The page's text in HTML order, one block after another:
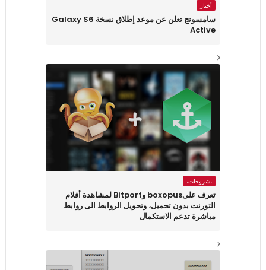
أخبار
سامسونج تعلن عن موعد إطلاق نسخة Galaxy S6
Active
،شروحات،
تعرف علىboxopus وBitport لمشاهدة أفلام
التورنت بدون تحميل، وتحويل الروابط الى روابط
مباشرة تدعم الاستكمال